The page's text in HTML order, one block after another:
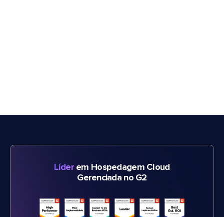
Líderem Hospedagem Cloud
Gerenciada no G2